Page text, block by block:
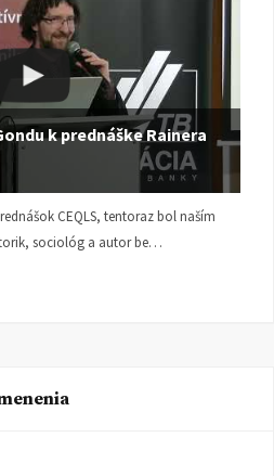
k prednáške Rainera
CEQLS, tentoraz bol naším
sociológ a autor be…